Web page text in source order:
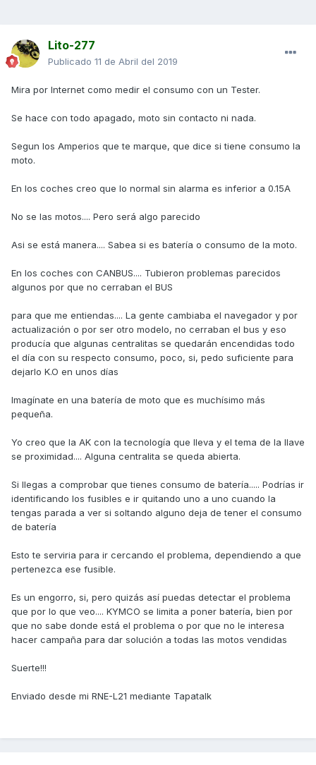
Lito-277
Publicado 11 de Abril del 2019
Mira por Internet como medir el consumo con un Tester.
Se hace con todo apagado, moto sin contacto ni nada.
Segun los Amperios que te marque, que dice si tiene consumo la
moto.
En los coches creo que lo normal sin alarma es inferior a 0.15A
No se las motos.... Pero será algo parecido
Asi se está manera.... Sabea si es batería o consumo de la moto.
En los coches con CANBUS.... Tubieron problemas parecidos
algunos por que no cerraban el BUS
para que me entiendas.... La gente cambiaba el navegador y por
actualización o por ser otro modelo, no cerraban el bus y eso
producía que algunas centralitas se quedarán encendidas todo
el día con su respecto consumo, poco, si, pedo suficiente para
dejarlo K.O en unos días
Imagínate en una batería de moto que es muchísimo más
pequeña.
Yo creo que la AK con la tecnología que lleva y el tema de la llave
se proximidad.... Alguna centralita se queda abierta.
Si llegas a comprobar que tienes consumo de batería..... Podrías ir
identificando los fusibles e ir quitando uno a uno cuando la
tengas parada a ver si soltando alguno deja de tener el consumo
de batería
Esto te serviria para ir cercando el problema, dependiendo a que
pertenezca ese fusible.
Es un engorro, si, pero quizás así puedas detectar el problema
que por lo que veo.... KYMCO se limita a poner batería, bien por
que no sabe donde está el problema o por que no le interesa
hacer campaña para dar solución a todas las motos vendidas
Suerte!!!
Enviado desde mi RNE-L21 mediante Tapatalk